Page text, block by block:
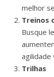
melhor
Treinos
Busque
agilidade
Trilhas